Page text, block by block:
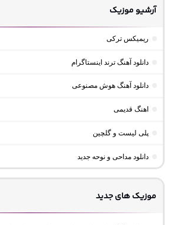
آرشیو موزیک
ریمیکس ترکی
دانلود آهنگ ترند اینستاگرام
دانلود آهنگ هوش مصنوعی
اهنگ قدیمی
پلی لیست و گلچین
دانلود مداحی و نوحه جدید
موزیک های جدید